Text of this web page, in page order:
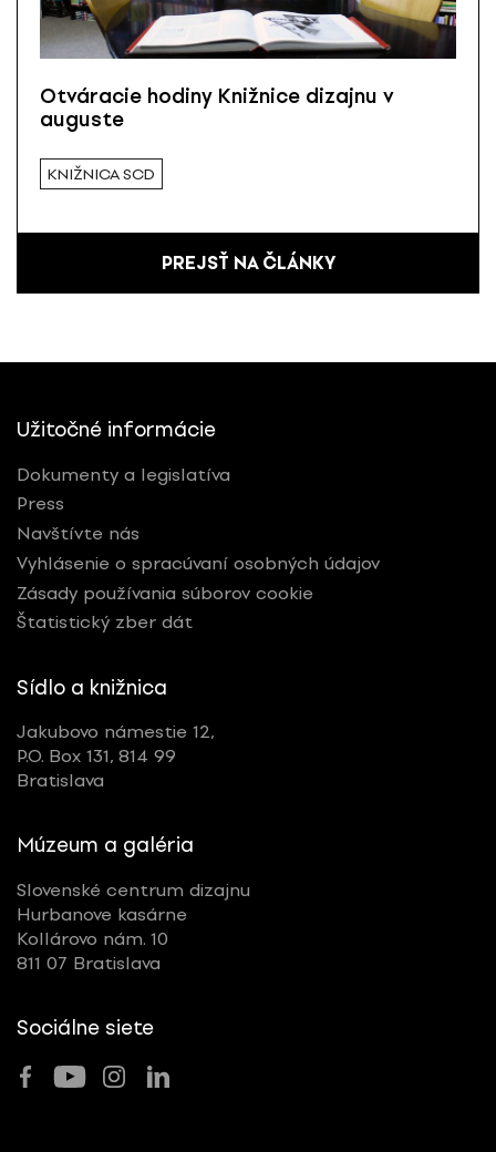
Otváracie hodiny Knižnice dizajnu v
auguste
KNIŽNICA SCD
PREJSŤ NA ČLÁNKY
Užitočné informácie
Dokumenty a legislatíva
Press
Navštívte nás
Vyhlásenie o spracúvaní osobných údajov
Zásady používania súborov cookie
Štatistický zber dát
Sídlo a knižnica
Jakubovo námestie 12,
P.O. Box 131, 814 99
Bratislava
Múzeum a galéria
Slovenské centrum dizajnu
Hurbanove kasárne
Kollárovo nám. 10
811 07 Bratislava
Sociálne siete